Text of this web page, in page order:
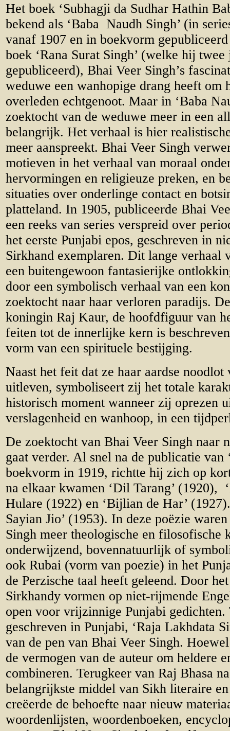
Het boek ‘Subhagji da Sudhar Hathin
bekend als ‘Baba Naudh Singh’ (in
vanaf 1907 en in boekvorm
boek ‘Rana Surat Singh’ (welke hij
gepubliceerd), Bhai Veer Singh’s
weduwe een wanhopige drang heeft om
overleden echtgenoot. Maar in ‘Baba
zoektocht van de weduwe meer in een
belangrijk. Het verhaal is hier
meer aanspreekt. Bhai Veer Singh
motieven in het verhaal van moraal
hervormingen en religieuze preken, en
situaties over onderlinge contact en
platteland. In 1905, publiceerde Bhai
een reeks van series verspreid over
het eerste Punjabi epos, geschreven in
Sirkhand exemplaren. Dit lange verhaal
een buitengewoon fantasierijke
door een symbolisch verhaal van een
zoektocht naar haar verloren paradijs.
koningin Raj Kaur, de hoofdfiguur van
feiten tot de innerlijke kern is
vorm van een spirituele bestijging.
Naast het feit dat ze haar aardse
uitleven, symboliseert zij het totale
historisch moment wanneer zij oprezen
verslagenheid en wanhoop, in een
De zoektocht van Bhai Veer Singh naar
gaat verder. Al snel na de publicatie van
boekvorm in 1919, richtte hij zich op
na elkaar kwamen ‘Dil Tarang’ (1920),
Hulare (1922) en ‘Bijlian de Har’
Sayian Jio’ (1953). In deze poëzie
Singh meer theologische en filosofische
onderwijzend, bovennatuurlijk of
ook Rubai (vorm van poezie) in het
de Perzische taal heeft geleend. Door
Sirkhandy vormen op niet-rijmende
open voor vrijzinnige Punjabi gedichten.
geschreven in Punjabi, ‘Raja Lakhdata
van de pen van Bhai Veer Singh.
de vermogen van de auteur om heldere
combineren. Terugkeer van Raj Bhasa
belangrijkste middel van Sikh literaire
creëerde de behoefte naar nieuw
woordenlijsten, woordenboeken,